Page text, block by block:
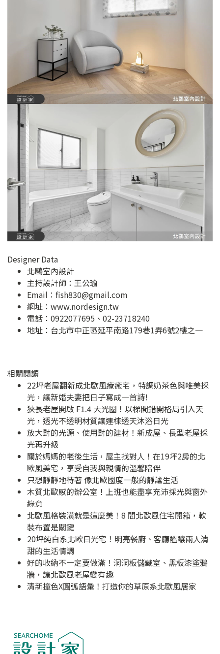
Designer Data
北鷗室內設計
主持設計師：王公瑜
Email： fish830@gmail.com
網址： www.nordesign.tw
電話：0922077695、02-23718240
地址： 台北市中正區延平南路179巷1弄6號2樓之一
相關閱讀
22坪老屋翻新成北歐風療癒宅，特調奶茶色與唯美採
光，讓新婚夫妻把日子寫成一首詩!
狹長老屋開啟 F1.4 大光圈！以梯間錯開格局引入天
光，透光不透明材質讓連棟透天沐浴日光
放大對的光源、使用對的建材！新成屋、長型老屋採
光再升級
關於媽媽的老後生活，屋主找對人！在19坪2房的北
歐風美宅，享受自我與親情的溫馨陪伴
只想靜靜地待著 像北歐國度一般的靜謐生活
木質北歐感的辦公室！上班也能盡享充沛採光與窗外
綠意
北歐風格裝潢就是這麼美！8 間北歐風住宅開箱，軟
裝布置是關鍵
20坪純白系北歐日光宅！明亮餐廚、客廳醞釀兩人清
甜的生活情調
好的收納不一定要做滿！洞洞板儲藏室、黑板漆塗鴉
牆，讓北歐風老屋變有趣
清新撞色X圓弧語彙！打造你的草原系北歐風居家